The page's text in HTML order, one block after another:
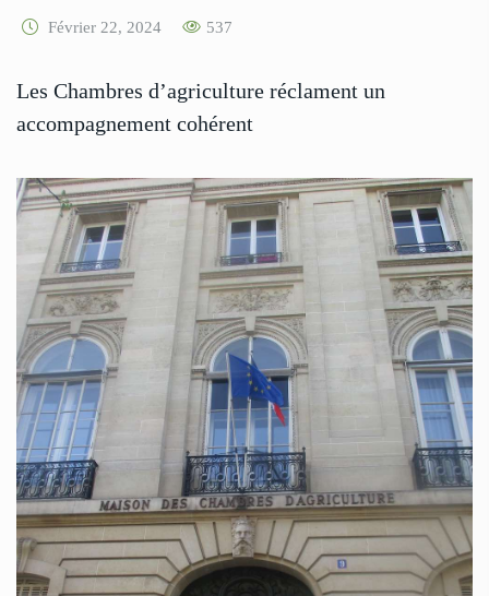
Février 22, 2024 537
Les Chambres d’agriculture réclament un
accompagnement cohérent